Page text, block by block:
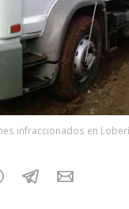
infraccionados en